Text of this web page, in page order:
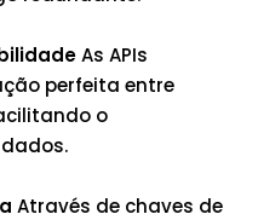
As APIs
perfeita entre
o
Através de chaves de